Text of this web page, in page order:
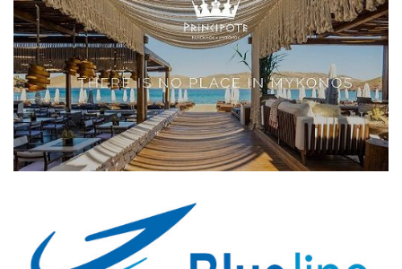
Ελληνικά English